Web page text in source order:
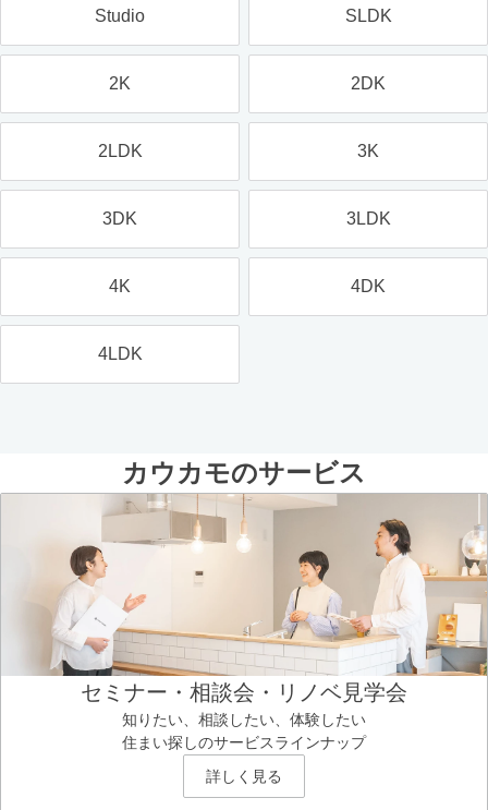
Studio SLDK
2K 2DK
2LDK 3K
3DK 3LDK
4K 4DK
4LDK
カウカモのサービス
セミナー・相談会・リノベ見学会
知りたい、相談したい、体験したい
住まい探しのサービスラインナップ
詳しく見る